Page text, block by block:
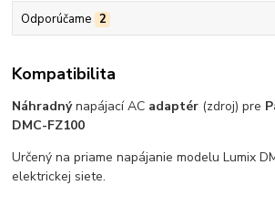
Odporúčame 2
Kompatibilita
Náhradnýnapájací AC adaptér (zdroj) pre
DMC-FZ100
Určený na priame napájanie modelu Lumix
elektrickej siete.